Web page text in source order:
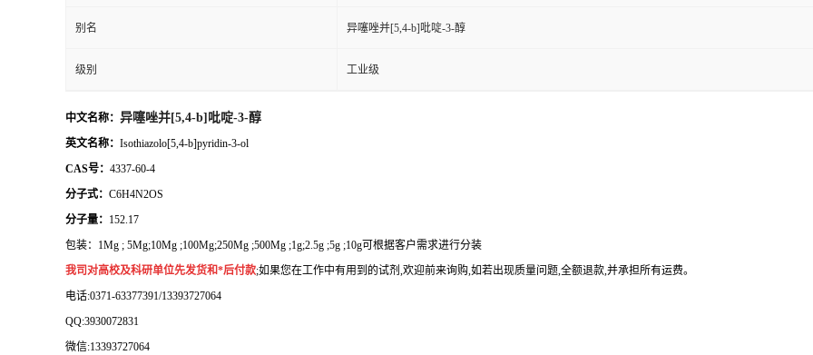
别名 异噻唑并[5,4-b]吡啶-3-醇
级别 工业级
中文名称： 异噻唑并[5,4-b]吡啶-3-醇
英文名称： Isothiazolo[5,4-b]pyridin-3-ol
CAS号： 4337-60-4
分子式： C6H4N2OS
分子量： 152.17
包装： 1Mg ; 5Mg;10Mg ;100Mg;250Mg ;500Mg ;1g;2.5g ;5g ;10g可根据客户需求进行分装
我司对高校及科研单位先发货和*后付款;如果您在工作中有用到的试剂 ,欢迎前来询购,如若出现质量问题,全额退款,并承担所有运费。
电话:0371-63377391/13393727064
QQ:3930072831
微信:13393727064